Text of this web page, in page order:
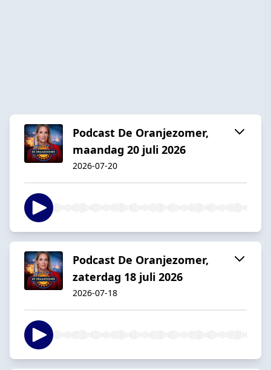
Podcast De Oranjezomer,
maandag 20 juli 2026
2026-07-20
Podcast De Oranjezomer,
zaterdag 18 juli 2026
2026-07-18